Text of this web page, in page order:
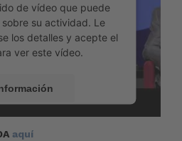
de vídeo que puede
su actividad. Le
los detalles y acepte el
ver este vídeo.
aquí